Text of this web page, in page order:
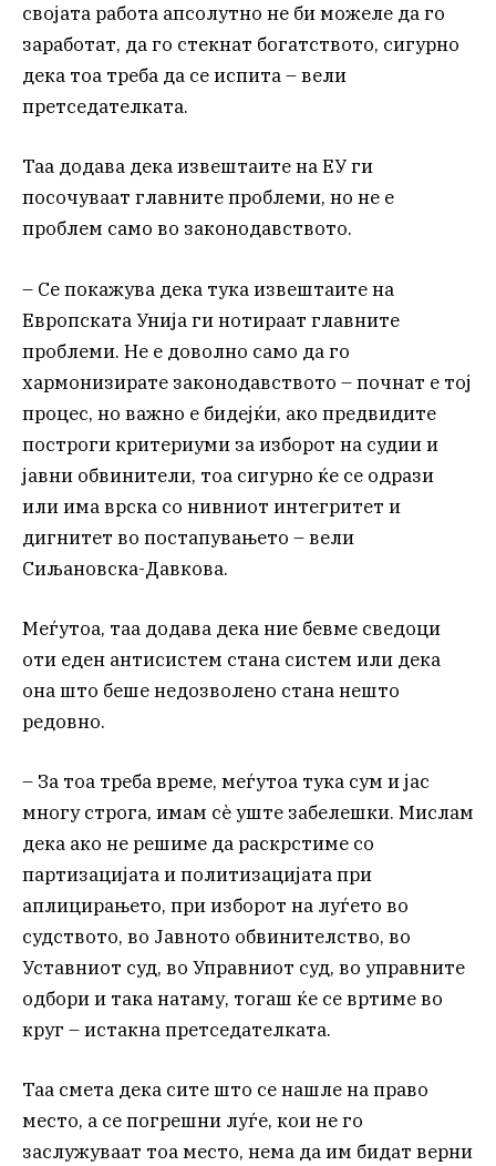
својата работа апсолутно не би можеле да го
заработат, да го стекнат богатството, сигурно
дека тоа треба да се испита – вели
претседателката.
Таа додава дека извештаите на ЕУ ги
посочуваат главните проблеми, но не е
проблем само во законодавството.
– Се покажува дека тука извештаите на
Европската Унија ги нотираат главните
проблеми. Не е доволно само да го
хармонизирате законодавството – почнат е тој
процес, но важно е бидејќи, ако предвидите
построги критериуми за изборот на судии и
јавни обвинители, тоа сигурно ќе се одрази
или има врска со нивниот интегритет и
дигнитет во постапувањето – вели
Сиљановска-Давкова.
Меѓутоа, таа додава дека ние бевме сведоци
оти еден антисистем стана систем или дека
она што беше недозволено стана нешто
редовно.
– За тоа треба време, меѓутоа тука сум и јас
многу строга, имам сè уште забелешки. Мислам
дека ако не решиме да раскрстиме со
партизацијата и политизацијата при
аплицирањето, при изборот на луѓето во
судството, во Јавното обвинителство, во
Уставниот суд, во Управниот суд, во управните
одбори и така натаму, тогаш ќе се вртиме во
круг – истакна претседателката.
Таа смета дека сите што се нашле на право
место, а се погрешни луѓе, кои не го
заслужуваат тоа место, нема да им бидат верни